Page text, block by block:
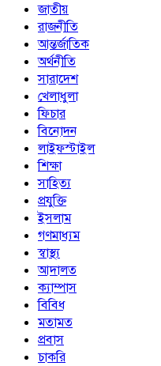
জাতীয়
রাজনীতি
আন্তর্জাতিক
অর্থনীতি
সারাদেশ
খেলাধুলা
ফিচার
বিনোদন
লাইফস্টাইল
শিক্ষা
সাহিত্য
প্রযুক্তি
ইসলাম
গণমাধ্যম
স্বাস্থ্য
আদালত
ক্যাম্পাস
বিবিধ
মতামত
প্রবাস
চাকরি